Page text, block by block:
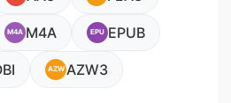
M4A M4A EPU EPUB
AZWAZW3